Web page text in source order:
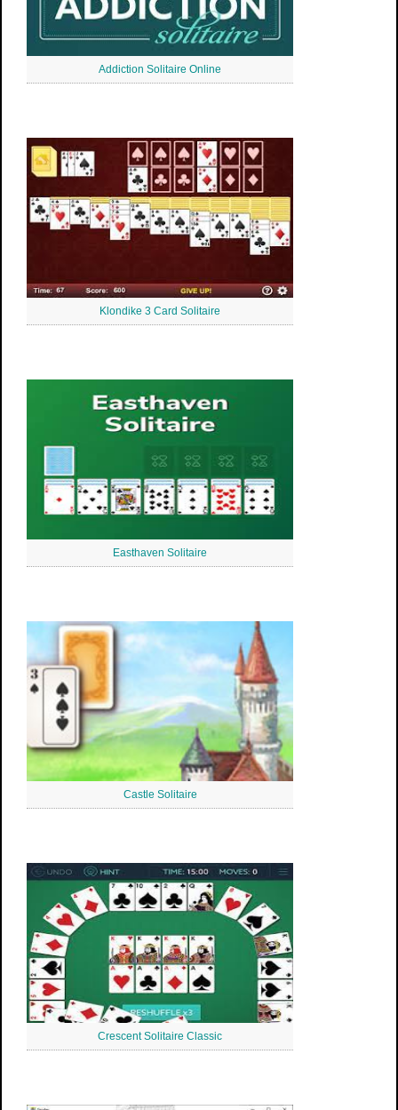
Addiction Solitaire Online
Klondike 3 Card Solitaire
Easthaven Solitaire
Castle Solitaire
Crescent Solitaire Classic